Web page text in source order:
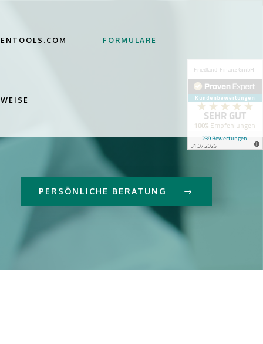
FORMULARE
PERSÖNLICHE BERATUNG